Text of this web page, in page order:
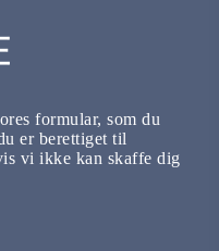
formular, som du
er berettiget til
vi ikke kan skaffe dig